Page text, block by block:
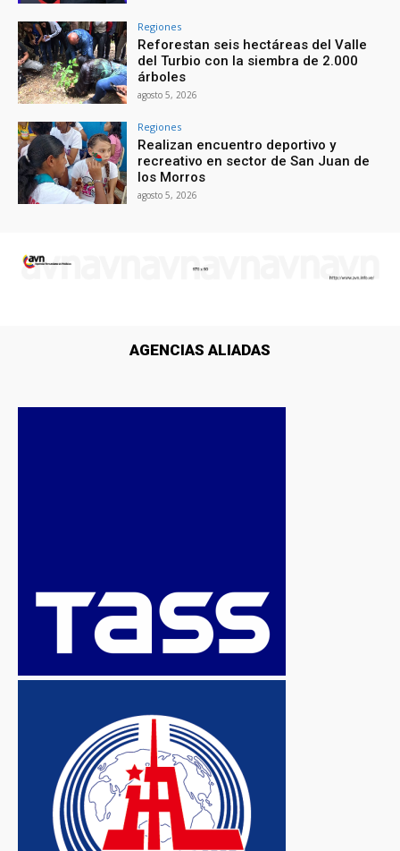
Regiones
Reforestan seis hectáreas del Valle
del Turbio con la siembra de 2.000
árboles
agosto 5, 2026
Regiones
Realizan encuentro deportivo y
recreativo en sector de San Juan de
los Morros
agosto 5, 2026
AGENCIAS ALIADAS